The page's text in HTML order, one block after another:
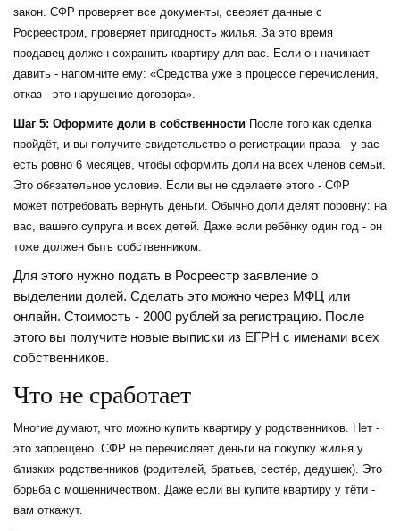
закон. СФР проверяет все документы, сверяет данные с
Росреестром, проверяет пригодность жилья. За это время
продавец должен сохранить квартиру для вас. Если он начинает
давить - напомните ему: «Средства уже в процессе перечисления,
отказ - это нарушение договора».
Шаг 5: Оформите доли в собственности После того как сделка
пройдёт, и вы получите свидетельство о регистрации права - у вас
есть ровно 6 месяцев, чтобы оформить доли на всех членов семьи.
Это обязательное условие. Если вы не сделаете этого - СФР
может потребовать вернуть деньги. Обычно доли делят поровну: на
вас, вашего супруга и всех детей. Даже если ребёнку один год - он
тоже должен быть собственником.
Для этого нужно подать в Росреестр заявление о
выделении долей. Сделать это можно через МФЦ или
онлайн. Стоимость - 2000 рублей за регистрацию. После
этого вы получите новые выписки из ЕГРН с именами всех
собственников.
Что не сработает
Многие думают, что можно купить квартиру у родственников. Нет -
это запрещено. СФР не перечисляет деньги на покупку жилья у
близких родственников (родителей, братьев, сестёр, дедушек). Это
борьба с мошенничеством. Даже если вы купите квартиру у тёти -
вам откажут.